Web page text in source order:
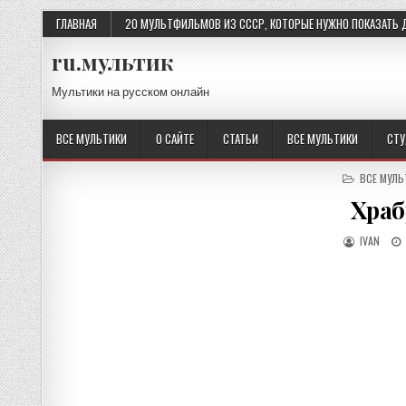
Skip
to
content
ГЛАВНАЯ 20 МУЛЬТФИЛЬМОВ ИЗ СССР, КОТОРЫЕ НУЖНО ПОКАЗАТЬ
ru.мультик
Мультики на русском онлайн
ВСЕ МУЛЬТИКИ О САЙТЕ СТАТЬИ ВСЕ МУЛЬТИКИ
POSTED
ВСЕ
AUTHOR:
IVAN